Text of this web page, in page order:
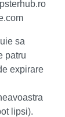
sa
patru
expirare
lipsi).